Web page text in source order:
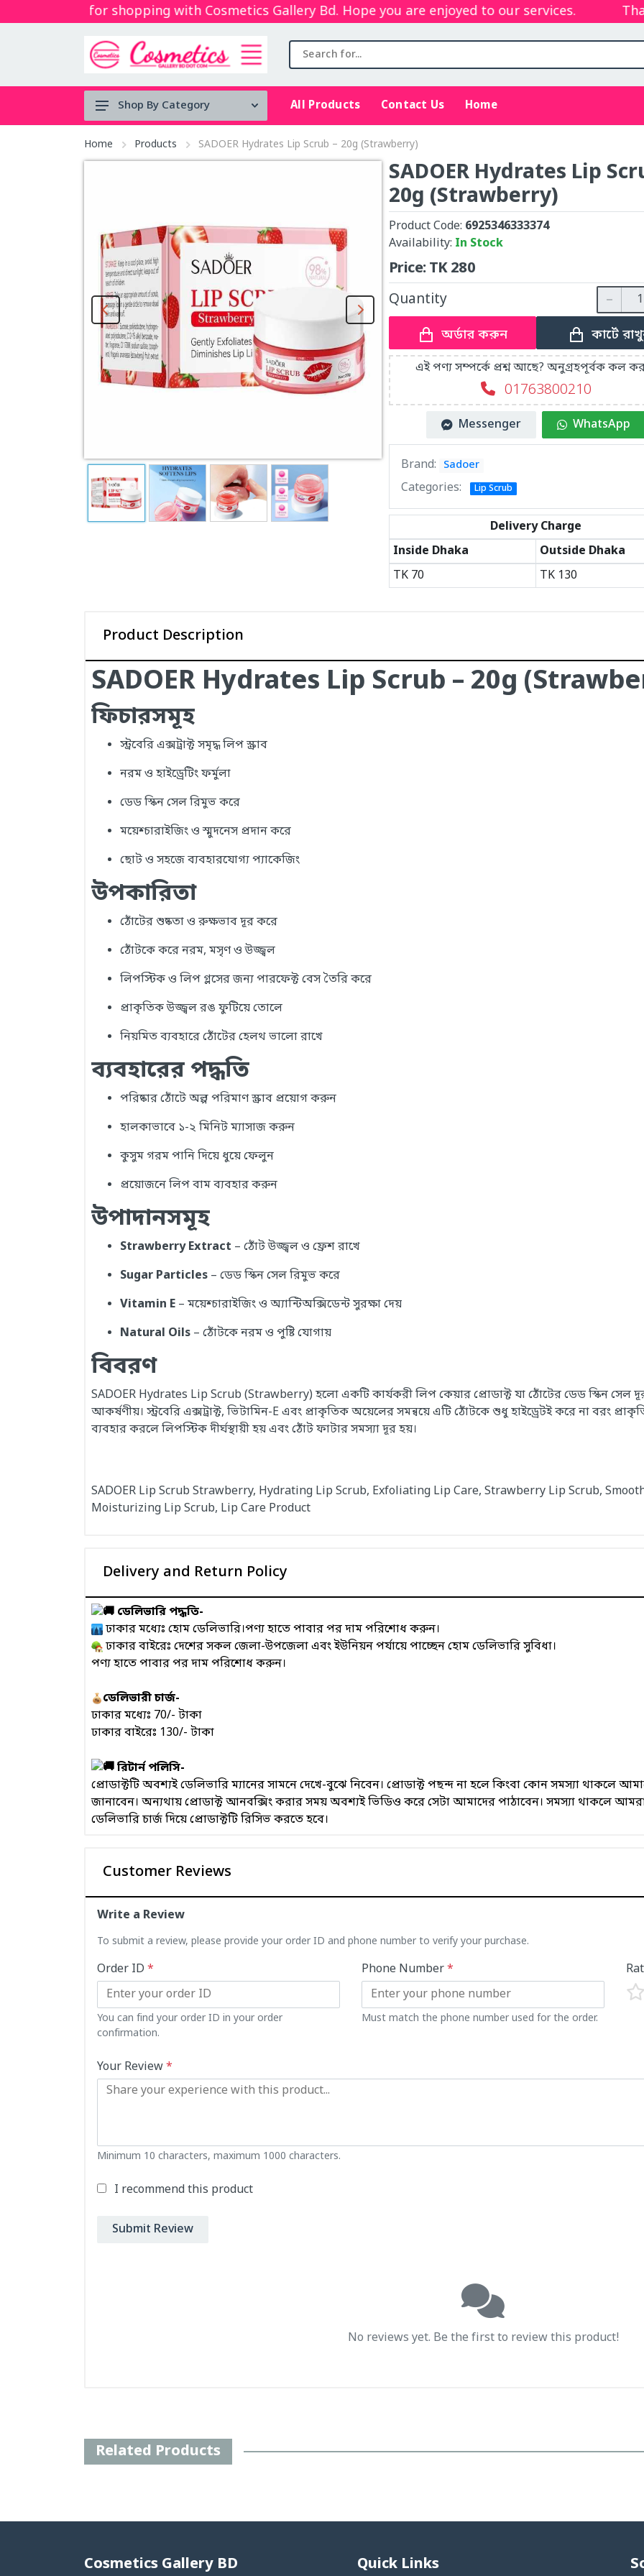
Thanks for shopping with Cosmetics Gallery Bd. Hope you are enjoyed to our services.
Face serum
water
Mouth Spray
stock clearance
Lip & Cheek Mud
Essence Cream
Mud mask
Shop By Category All Products Contact Us Home
Home Products SADOER Hydrates Lip Scrub – 20g (Strawberry)
SADOER Hydrates Lip
20g (Strawberry)
Product Code: 6925346333374
Availability: In Stock
Price:TK280
Quantity
অর্ডার করুন কার্টে
এই পণ্য সম্পর্কে প্রশ্ন আছে? অনুগ্রহপূর্বক কল
01763800210
Messenger WhatsApp
Brand: Sadoer
Categories: Lip Scrub
Delivery Charge
Inside Dhaka
Outside Dhaka
TK 70 TK 130
Product Description
SADOER Hydrates Lip Scrub – 20g
ফিচারসমূহ
স্ট্রবেরি এক্সট্রাক্ট সমৃদ্ধ লিপ স্ক্রাব
নরম ও হাইড্রেটিং ফর্মুলা
ডেড স্কিন সেল রিমুভ করে
ময়েশ্চারাইজিং ও স্মুদনেস প্রদান করে
ছোট ও সহজে ব্যবহারযোগ্য প্যাকেজিং
উপকারিতা
ঠোঁটের শুষ্কতা ও রুক্ষভাব দূর করে
ঠোঁটকে করে নরম, মসৃণ ও উজ্জ্বল
লিপস্টিক ও লিপ গ্লসের জন্য পারফেক্ট বেস তৈরি করে
প্রাকৃতিক উজ্জ্বল রঙ ফুটিয়ে তোলে
নিয়মিত ব্যবহারে ঠোঁটের হেলথ ভালো রাখে
ব্যবহারের পদ্ধতি
পরিষ্কার ঠোঁটে অল্প পরিমাণ স্ক্রাব প্রয়োগ করুন
হালকাভাবে ১-২ মিনিট ম্যাসাজ করুন
কুসুম গরম পানি দিয়ে ধুয়ে ফেলুন
প্রয়োজনে লিপ বাম ব্যবহার করুন
উপাদানসমূহ
Strawberry Extract – ঠোঁট উজ্জ্বল ও ফ্রেশ রাখে
Sugar Particles – ডেড স্কিন সেল রিমুভ করে
Vitamin E – ময়েশ্চারাইজিং ও অ্যান্টিঅক্সিডেন্ট সুরক্ষা দেয়
Natural Oils – ঠোঁটকে নরম ও পুষ্টি যোগায়
বিবরণ
SADOER Hydrates Lip Scrub (Strawberry) হলো একটি কার্যকরী লিপ কেয়ার প্রোডাক্ট যা ঠোঁটের ডেড স্কিন
আকর্ষণীয়। স্ট্রবেরি এক্সট্রাক্ট, ভিটামিন-E এবং প্রাকৃতিক অয়েলের সমন্বয়ে এটি ঠোঁটকে শুধু হাইড্রেটই করে না বরং
ব্যবহার করলে লিপস্টিক দীর্ঘস্থায়ী হয় এবং ঠোঁট ফাটার সমস্যা দূর হয়।
SADOER Lip Scrub Strawberry, Hydrating Lip Scrub, Exfoliating Lip Care, Strawberry Lip Scrub,
Moisturizing Lip Scrub, Lip Care Product
Delivery and Return Policy
ডেলিভারি পদ্ধতি-
ঢাকার মধ্যেঃ হোম ডেলিভারি।পণ্য হাতে পাবার পর দাম পরিশোধ করুন।
ঢাকার বাইরেঃ দেশের সকল জেলা-উপজেলা এবং ইউনিয়ন পর্যায়ে পাচ্ছেন হোম ডেলিভারি সুবিধা।
পণ্য হাতে পাবার পর দাম পরিশোধ করুন।
ডেলিভারী চার্জ-
ঢাকার মধ্যেঃ 70/- টাকা
ঢাকার বাইরেঃ 130/- টাকা
রিটার্ন পলিসি-
প্রোডাক্টটি অবশ্যই ডেলিভারি ম্যানের সামনে দেখে-বুঝে নিবেন। প্রোডাক্ট পছন্দ না হলে কিংবা কোন সমস্যা
জানাবেন। অন্যথায় প্রোডাক্ট আনবক্সিং করার সময় অবশ্যই ভিডিও করে সেটা আমাদের পাঠাবেন। সমস্যা থাকলে
ডেলিভারি চার্জ দিয়ে প্রোডাক্টটি রিসিভ করতে হবে।
Customer Reviews
Write a Review
To submit a review, please provide your order ID and phone number to verify your purchase.
Order ID *
You can find your order ID in your order
confirmation.
Phone Number*
Must match the phone number used for the order.
Your Review*
Minimum 10 characters, maximum 1000 characters.
I recommend this product
Submit Review
No reviews yet. Be the first to review this product!
Related Products
Cosmetics Gallery BD Quick Links